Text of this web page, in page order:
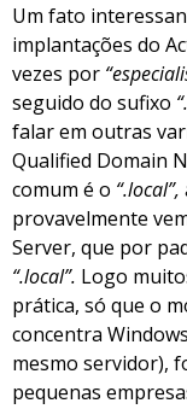
Um fato
implantações do
vezes por
seguido do sufixo
falar em outras
Qualified Domain
comum é o “.local”,
provavelmente
Server, que por
“.local”. Logo
prática, só que o
concentra
mesmo servidor),
pequenas